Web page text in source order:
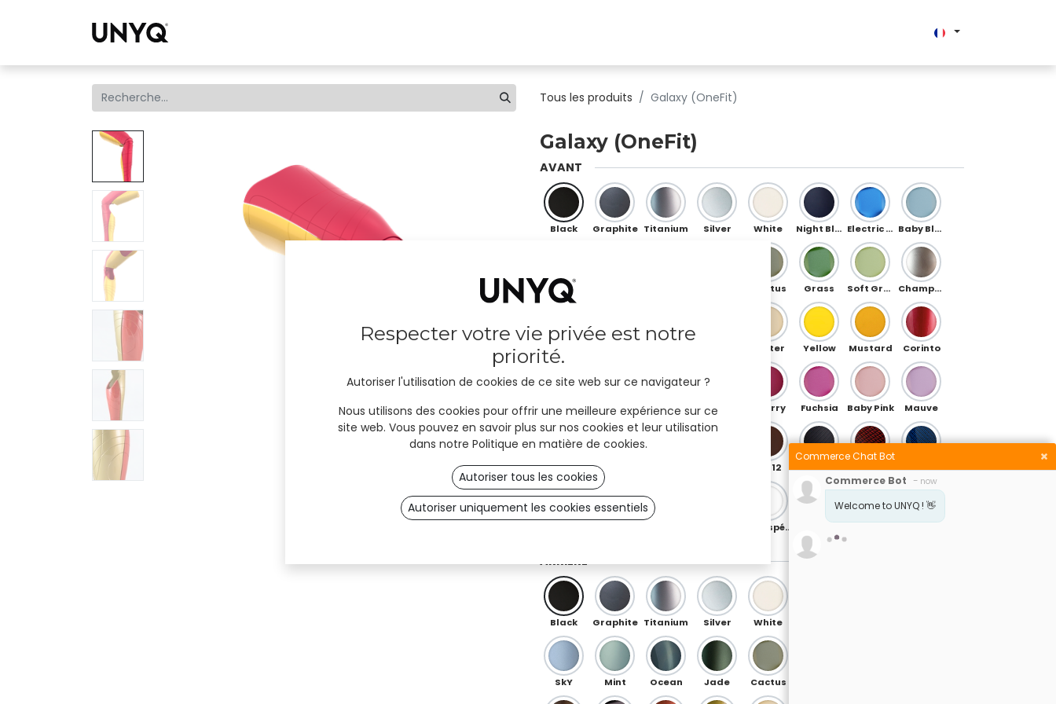
Tous les produits Galaxy (OneFit)
Galaxy (OneFit)
AVANT
Black Graphite Titanium Silver White Night Blue Electric Blue Baby Blue
Sky Cactus Grass Soft Green Champagne
Moka Butter Yellow Mustard Corinto
Red Orange Peach Cherry Fuchsia Baby Pink Mauve
Ö 01 OB 12 Carbon (spéciale) Rosso Carbon (spéciale) Blue Carbon (spécial)
RAL (spéciale)
ARRIÈRE
Black Graphite Titanium Silver White
SkY Mint Ocean Jade Cactus
Respecter votre vie privée est notre
priorité.
Autoriser l'utilisation de cookies de ce site web sur ce navigateur ?
Nous utilisons des cookies pour offrir une meilleure expérience sur ce
site web. Vous pouvez en savoir plus sur nos cookies et leur utilisation
dans notre Politique en matière de cookies.
Autoriser tous les cookies
Autoriser uniquement les cookies essentiels
Commerce Chat Bot
Commerce Bot - now
Welcome to UNYQ ! 👋